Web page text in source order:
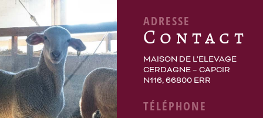
ADRESSE
Contact
MAISON DE L’ELEVAGE
CERDAGNE – CAPCIR
N116, 66800 ERR
TÉLÉPHONE